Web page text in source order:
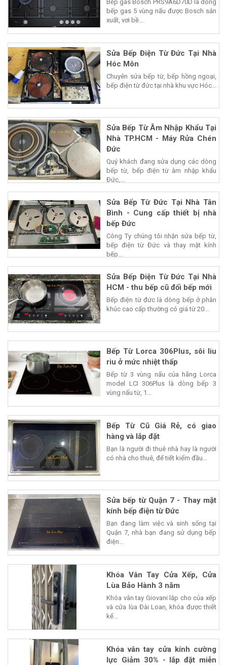
Bếp gas Bosch PRS9A6D70D là dòng
bếp gas 5 vùng nấu được Bosch sản
xuất, vơi bề...
Sửa Bếp Điện Từ Đức Tại Nhà
Hóc Môn
Chuyên sửa bếp từ, bếp hồng ngoại,
bếp điện từ đức tại nhà khu vực Hóc...
Sửa Bếp Từ Âm Nhập Khẩu Tại
Nhà TP.HCM - Máy Rửa Chén
Đức
Quý khách đang sửa dụng các dòng
bếp từ, bếp điện từ âm nhập khẩu
Đức,...
Sửa Bếp Từ Đức Tại Nhà Tân
Bình - Cung cấp thiết bị nhà
bếp Đức
Công Ty chúng tôi nhận sửa bếp từ,
bếp điện từ Đức và thay mặt kính
bếp...
Sửa Bếp Điện Từ Đức Tại Nhà
HCM - thu bếp cũ đổi bếp mới
Bếp điện từ đức là dòng bếp ở phân
khúc cao cấp thường có giá từ 20...
Bếp Từ Lorca 306Plus, sôi liu
riu ở mức nhiệt thấp
Bếp từ 3 vùng nấu của hãng Lorca
model LCI 306Plus là dòng bếp 3
vùng nấu từ, 1...
Bếp Từ Cũ Giá Rẻ, có giao
hàng và lắp đặt
Bạn là người đi thuê nhà hay là người
có nhà cho thuê, để tiết kiểm đầu...
Sửa bếp từ Quận 7 - Thay mặt
kính bếp điện từ Đức
Bạn đang làm việc và sinh sống tại
Quận 7, nhà bạn đang sử dụng bếp
điện...
Khóa Vân Tay Cửa Xếp, Cửa
Lùa Bảo Hành 3 năm
Khóa vân tay Giovani lắp cho của xếp
và cửa lùa Đài Loan, khóa được thiết
kế...
Khóa vân tay cửa kính cường
lực Giảm 30% - lắp đặt miễn